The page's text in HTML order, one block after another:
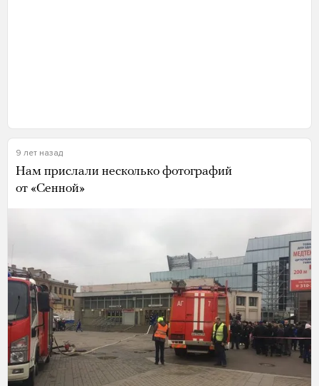
9 лет назад
Нам прислали несколько фотографий
от «Сенной»